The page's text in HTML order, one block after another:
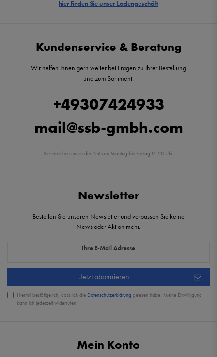
hier finden Sie unser Ladengeschäft
Kundenservice & Beratung
Wir helfen Ihnen gern weiter bei Fragen zu Ihrer Bestellung
und zum Sortiment.
+49307424933
mail@ssb-gmbh.com
Sie erreichen uns in der Zeit von Montag bis Freitag 9 -20 Uhr.
Mein Konto
Newsletter
Bestellen Sie unseren Newsletter und verpassen Sie keine
News oder Aktion mehr.
Ihre E-Mail Adresse
Newsletter Honig
Jetzt abonnieren
Hiermit bestätige ich, dass ich die Daten­schutz­erklärung gelesen habe. Meine Einwilligung
kann ich jederzeit widerrufen.